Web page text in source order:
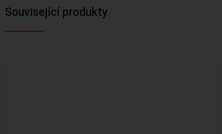
Související produkty